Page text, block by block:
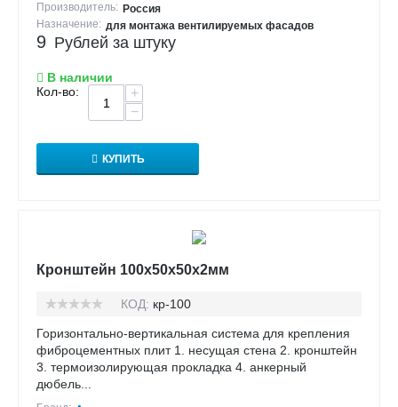
Производитель: Россия
Назначение: для монтажа вентилируемых фасадов
9 Рублей за штуку
В наличии
Кол-во:
+
−
КУПИТЬ
Кронштейн 100х50х50х2мм
КОД: кр-100
Горизонтально-вертикальная система для крепления
фиброцементных плит 1. несущая стена 2. кронштейн
3. термоизолирующая прокладка 4. анкерный
дюбель...